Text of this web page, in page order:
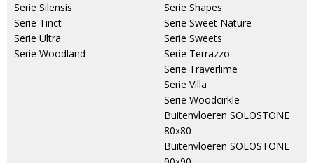
Serie Silensis
Serie Tinct
Serie Ultra
Serie Woodland
Serie Shapes
Serie Sweet Nature
Serie Sweets
Serie Terrazzo
Serie Traverlime
Serie Villa
Serie Woodcirkle
Buitenvloeren SOLOSTONE
80x80
Buitenvloeren SOLOSTONE